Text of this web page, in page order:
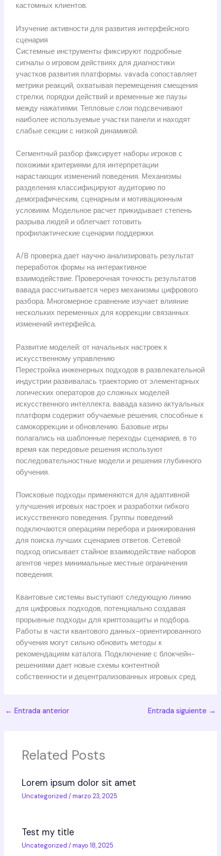
кастомных клиентов.
Изучение активности для развития интерфейсного
сценария
Системные инструменты фиксируют подробные
сигналы о игровом действиях для диагностики
участков развития платформы. vavada сопоставляет
метрики реакций, охватывая перемещения смещения
стрелки, порядки действий и временные же паузы
между нажатиями. Тепловые слои подсвечивают
наиболее используемые участки панели и находят
слабые секции с низкой динамикой.
Сегментный разбор фиксирует наборы игроков с
похожими критериями для интерпретации
нарастающих изменений поведения. Механизмы
разделения классифицируют аудиторию по
демографическим, сценарным и мотивационным
условиям. Модельное расчет прикидывает степень
разрыва людей и облегчает готовить
профилактические сценарии поддержки.
A/B проверка дает научно анализировать результат
переработок формы на интерактивное
взаимодействие. Проверочная точность результатов
вавада рассчитывается через механизмы цифрового
разбора. Многомерное сравнение изучает влияние
нескольких переменных для коррекции связанных
изменений интерфейса.
Развитие моделей: от начальных настроек к
искусственному управлению
Перестройка инженерных подходов в развлекательной
индустрии развивалась траекторию от элементарных
логических операторов до сложных моделей
искусственного интеллекта. вавада казино актуальных
платформ содержит обучаемые решения, способные к
самокоррекции и обновлению. Базовые игры
полагались на шаблонные переходы сценариев, в то
время как передовые решения используют
последовательностные модели и решения глубинного
обучения.
Поисковые подходы применяются для адаптивной
улучшения игровых настроек и разработки гибкого
искусственного поведения. Группы поведений
подключаются операциям перебора и ранжирования
для поиска лучших сценариев ответов. Сетевой
подход описывает стайное взаимодействие наборов
агентов через минимальные местные ограничения
поведения.
Квантовые системы выступают следующую линию
для цифровых подходов, потенциально создавая
прорывные подходы для криптозащиты и подбора.
Работы в части квантового данных-ориентированного
обучения могут сильно обновить методы к
рекомендациям каталога. Подключение с блокчейн-
решениями дает новые схемы контентной
собственности и децентрализованных игровых сред.
← Entrada anterior Entrada siguiente →
Related Posts
Lorem ipsum dolor sit amet
Uncategorized /marzo 23, 2025
Test my title
Uncategorized /mayo 18, 2025